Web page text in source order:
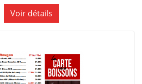
Voir détails